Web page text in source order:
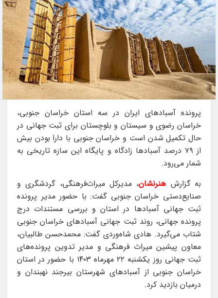
پرونده آسبادهای ایران در سه استان خراسان جنوبی،
خراسان رضوی و سیستان و بلوچستان برای ثبت جهانی در
حال تکمیل شدن است و خراسان جنوبی با دارا بودن بیش
از ۷۹ درصد آسبادها زادگاه و پایگاه این سازه تاریخی به
شمار می‌رود.
به گزارش هنرنشان، مدیرکل میراث‌فرهنگی، گردشگری و
صنایع‌دستی خراسان جنوبی گفت: با حضور مدیر پرونده
ثبت جهانی آسبادها در استان و بررسی مستندات درج
پرونده جهانی، روند ثبت جهانی آسبادهای خراسان جنوبی
شتاب می‌گیرد. هادی شاه‌وردی گفت: محمدحسن طالبیان،
معاون پیشین میراث فرهنگی و مدیر تدوین پرونده‌های
ثبت جهانی روز یکشنبه ۲۲ مهرماه ۱۴۰۳ با حضور در استان
خراسان جنوبی از آسبادهای شهرستان بیرجند نهبندان و
درمیان بازدید کرد.